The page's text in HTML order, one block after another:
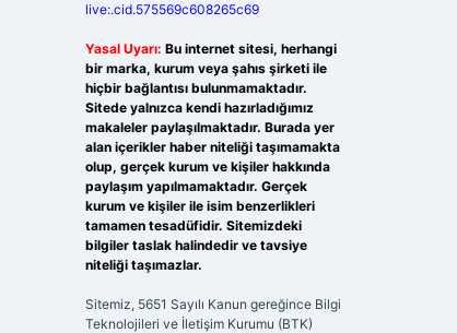
live:.cid.575569c608265c69
Yasal Uyarı: Bu internet sitesi, herhangi
bir marka, kurum veya şahıs şirketi ile
hiçbir bağlantısı bulunmamaktadır.
Sitede yalnızca kendi hazırladığımız
makaleler paylaşılmaktadır. Burada yer
alan içerikler haber niteliği taşımamakta
olup, gerçek kurum ve kişiler hakkında
paylaşım yapılmamaktadır. Gerçek
kurum ve kişiler ile isim benzerlikleri
tamamen tesadüfidir. Sitemizdeki
bilgiler taslak halindedir ve tavsiye
niteliği taşımazlar.
Sitemiz, 5651 Sayılı Kanun gereğince Bilgi
Teknolojileri ve İletişim Kurumu (BTK)